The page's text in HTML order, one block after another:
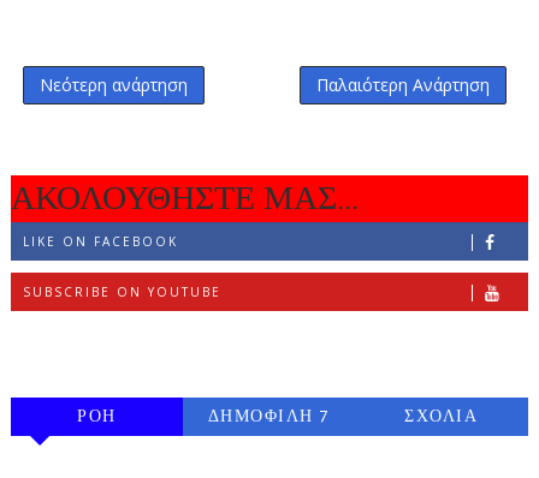
Νεότερη ανάρτηση Παλαιότερη Ανάρτηση
ΑΚΟΛΟΥΘΗΣΤΕ ΜΑΣ...
LIKE ON FACEBOOK
SUBSCRIBE ON YOUTUBE
ΡΟΗ
ΔΗΜΟΦΙΛΗ 7
ΣΧΟΛΙΑ